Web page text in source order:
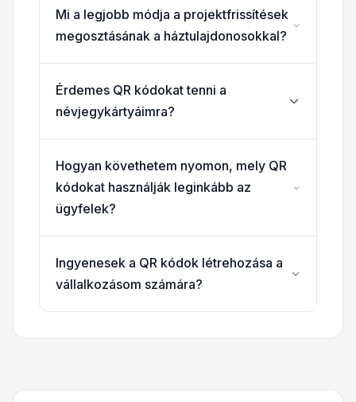
Mi a legjobb módja a projektfrissítések
megosztásának a háztulajdonosokkal?
Érdemes QR kódokat tenni a
névjegykártyáimra?
Hogyan követhetem nyomon, mely QR
kódokat használják leginkább az
ügyfelek?
Ingyenesek a QR kódok létrehozása a
vállalkozásom számára?